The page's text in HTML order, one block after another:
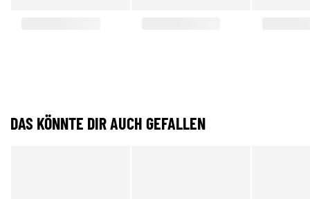
DAS KÖNNTE DIR AUCH GEFALLEN